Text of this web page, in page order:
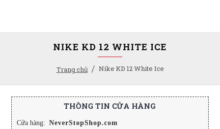
Trang chủ Nike KD 12 White Ice
NIKE KD 12 WHITE ICE
THÔNG TIN CỬA HÀNG
Cửa hàng: NeverStopShop.com